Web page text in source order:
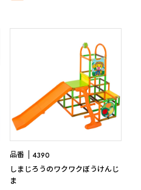
品番 4390
しまじろうのワクワクぼうけんじ
ま